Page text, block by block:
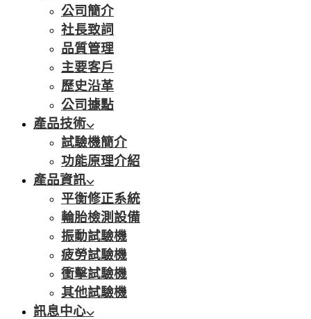
公司簡介
社長致詞
品質管理
主要客戶
歷史沿革
公司據點
產品技術
試驗機簡介
功能原理介紹
產品資訊
平衡修正系統
輪胎檢測設備
振動試驗機
疲勞試驗機
衝擊試驗機
其他試驗機
訊息中心